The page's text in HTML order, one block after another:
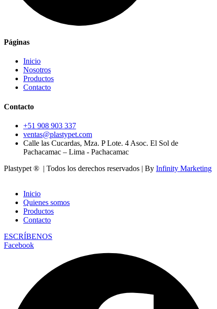
Páginas
Inicio
Nosotros
Productos
Contacto
Contacto
+51 908 903 337
ventas@plastypet.com
Calle las Cucardas, Mza. P Lote. 4 Asoc. El Sol de
Pachacamac – Lima - Pachacamac
Plastypet ® | Todos los derechos reservados | By Infinity Marketing
Inicio
Quienes somos
Productos
Contacto
ESCRÍBENOS
Facebook